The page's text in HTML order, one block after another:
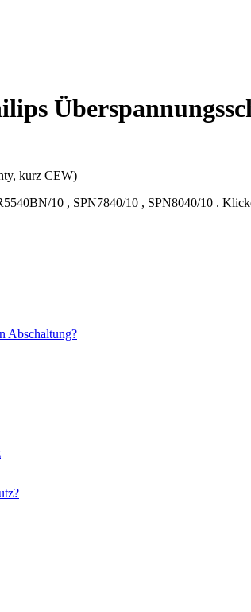
kurz CEW)
10 , SPN7840/10 , SPN8040/10 .
Abschaltung?